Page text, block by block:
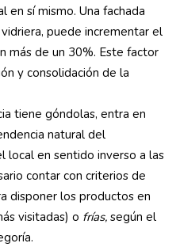
en sí mismo. Una fachada
puede incrementar el
más de un 30%. Este factor
y consolidación de la
tiene góndolas, entra en
natural del
local en sentido inverso a las
contar con criterios de
disponer los productos en
visitadas) o frías, según el